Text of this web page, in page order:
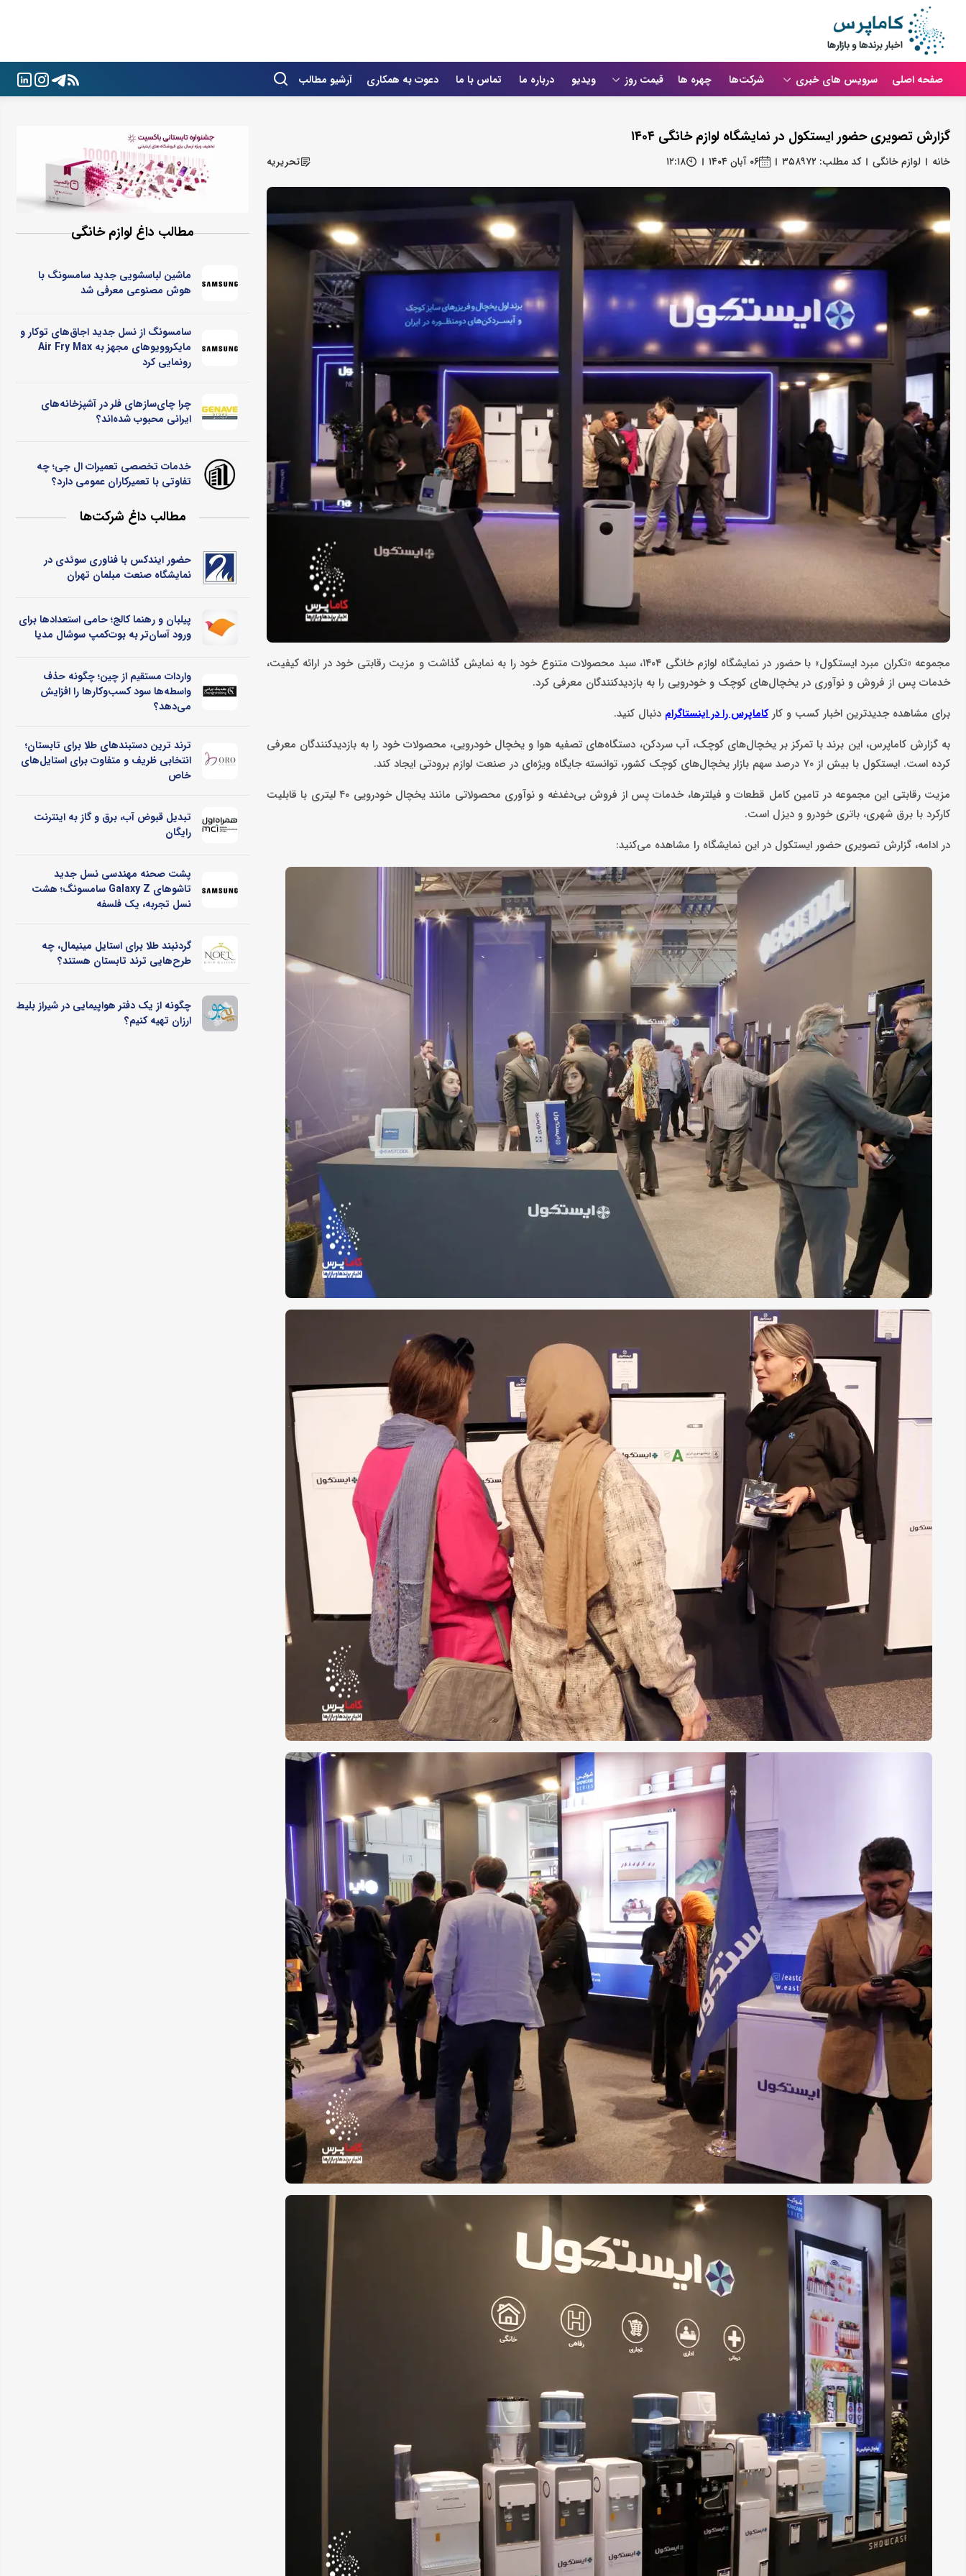
صفحه اصلی سرویس های خبری شرکت‌ها چهره ها قیمت روز ویدیو درباره ما تماس با ما دعوت به همکاری آرشیو مطالب
گزارش تصویری حضور ایستکول در نمایشگاه لوازم خانگی ۱۴۰۴
خانه لوازم خانگی کد مطلب: ۳۵۸۹۷۲ ۰۶ آبان ۱۴۰۴ ۱۲:۱۸ تحریریه
مجموعه «تکران مبرد ایستکول» با حضور در نمایشگاه لوازم خانگی ۱۴۰۴، سبد محصولات متنوع خود را به نمایش گذاشت و مزیت رقابتی خود در ارائه کیفیت،
خدمات پس از فروش و نوآوری در یخچال‌های کوچک و خودرویی را به بازدیدکنندگان معرفی کرد.
برای مشاهده جدیدترین اخبار کسب و کارکاماپرس را در اینستاگرام دنبال کنید.
به گزارش کاماپرس، این برند با تمرکز بر یخچال‌های کوچک، آب‌ سردکن، دستگاه‌های تصفیه هوا و یخچال خودرویی، محصولات خود را به بازدیدکنندگان معرفی
کرده است. ایستکول با بیش از ۷۰ درصد سهم بازار یخچال‌های کوچک کشور، توانسته جایگاه ویژه‌ای در صنعت لوازم برودتی ایجاد کند.
مزیت رقابتی این مجموعه در تامین کامل قطعات و فیلترها، خدمات پس از فروش بی‌دغدغه و نوآوری محصولاتی مانند یخچال خودرویی ۴۰ لیتری با قابلیت
کارکرد با برق شهری، باتری خودرو و دیزل است.
در ادامه، گزارش تصویری حضور ایستکول در این نمایشگاه را مشاهده می‌کنید:
مطالب داغ لوازم خانگی
ماشین لباسشویی جدید سامسونگ با
هوش مصنوعی معرفی شد
سامسونگ از نسل جدید اجاق‌های توکار و
مایکروویوهای مجهز به Air Fry Max
رونمایی کرد
چرا چای‌سازهای فلر در آشپزخانه‌های
ایرانی محبوب شده‌اند؟
خدمات تخصصی تعمیرات ال جی؛ چه
تفاوتی با تعمیرکاران عمومی دارد؟
مطالب داغ شرکت‌ها
حضور ایندکس با فناوری سوئدی در
نمایشگاه صنعت مبلمان تهران
پیلبان و رهنما کالج؛ حامی استعدادها برای
ورود آسان‌تر به بوت‌کمپ سوشال مدیا
واردات مستقیم از چین؛ چگونه حذف
واسطه‌ها سود کسب‌وکارها را افزایش
می‌دهد؟
ترند ترین دستبندهای طلا برای تابستان؛
انتخابی ظریف و متفاوت برای استایل‌های
خاص
تبدیل قبوض آب، برق و گاز به اینترنت
رایگان
پشت صحنه مهندسی نسل جدید
تاشوهای Galaxy Z سامسونگ؛ هشت
نسل تجربه، یک فلسفه
گردنبند طلا برای استایل مینیمال، چه
طرح‌هایی ترند تابستان هستند؟
چگونه از یک دفتر هواپیمایی در شیراز بلیط
ارزان تهیه کنیم؟